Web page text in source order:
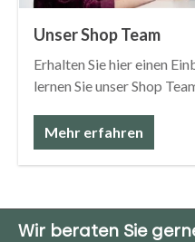
Unser Shop Team
Erhalten Sie hier einen
lernen Sie unser Shop
Mehr erfahren
Wir beraten Sie